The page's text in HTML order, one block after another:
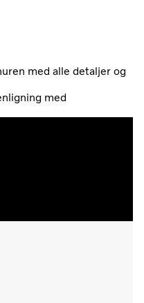
med alle detaljer og
med